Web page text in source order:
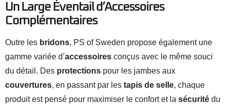
Un Large Éventail d’Accessoires
Complémentaires
Outre les bridons, PS of Sweden propose également une
gamme variée d’accessoires conçus avec le même souci
du détail. Des protections pour les jambes aux
couvertures, en passant par les tapis de selle, chaque
produit est pensé pour maximiser le confort et la sécurité du